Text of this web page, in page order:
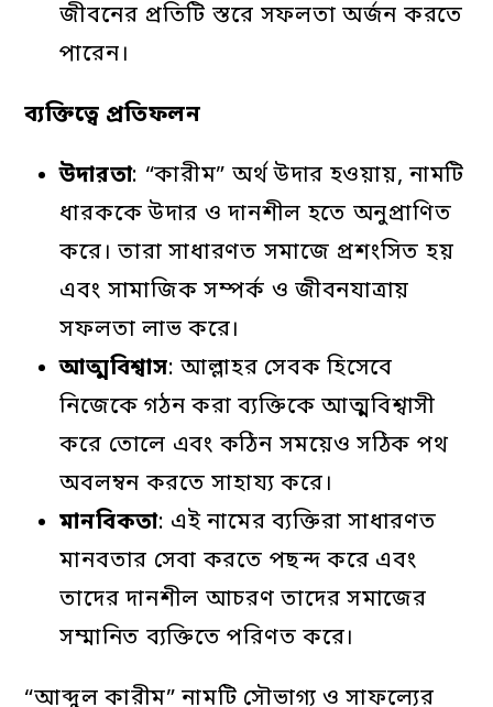
জীবনের প্রতিটি স্তরে সফলতা অর্জন করতে
পারেন।
ব্যক্তিত্বে প্রতিফলন
উদারতা: “কারীম” অর্থ উদার হওয়ায়, নামটি
ধারককে উদার ও দানশীল হতে অনুপ্রাণিত
করে। তারা সাধারণত সমাজে প্রশংসিত হয়
এবং সামাজিক সম্পর্ক ও জীবনযাত্রায়
সফলতা লাভ করে।
আত্মবিশ্বাস: আল্লাহর সেবক হিসেবে
নিজেকে গঠন করা ব্যক্তিকে আত্মবিশ্বাসী
করে তোলে এবং কঠিন সময়েও সঠিক পথ
অবলম্বন করতে সাহায্য করে।
মানবিকতা: এই নামের ব্যক্তিরা সাধারণত
মানবতার সেবা করতে পছন্দ করে এবং
তাদের দানশীল আচরণ তাদের সমাজের
সম্মানিত ব্যক্তিতে পরিণত করে।
“আব্দুল কারীম” নামটি সৌভাগ্য ও সাফল্যের